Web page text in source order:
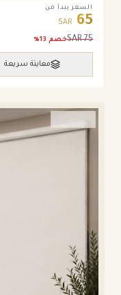
السعر يبدأ من
65
SAR
75
SARخصم 13
%
معاينة سريعة